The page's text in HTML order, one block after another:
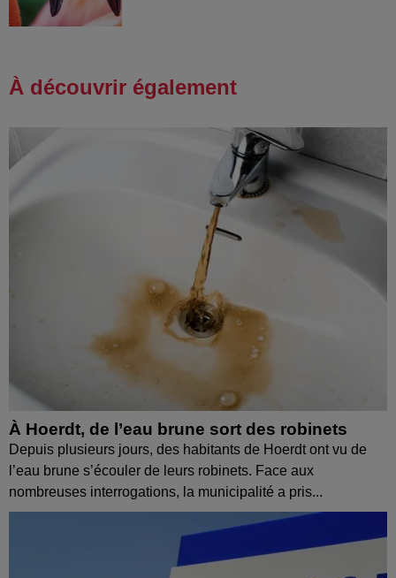
À découvrir également
À Hoerdt, de l’eau brune sort des robinets
Depuis plusieurs jours, des habitants de Hoerdt ont vu de
l’eau brune s’écouler de leurs robinets. Face aux
nombreuses interrogations, la municipalité a pris...